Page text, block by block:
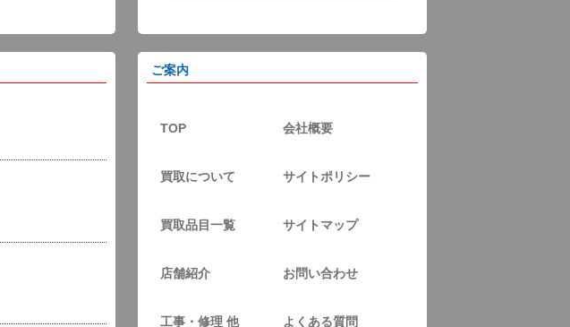
ご案内
TOP 会社概要
買取について サイトポリシー
買取品目一覧 サイトマップ
店舗紹介 お問い合わせ
工事・修理 他 よくある質問